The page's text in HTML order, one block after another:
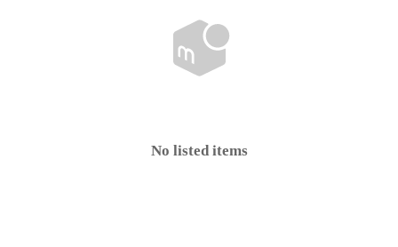
No listed items